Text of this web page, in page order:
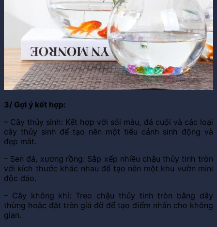
3/ Gợi ý kết hợp:
– Cây thủy sinh: Kết hợp với sỏi màu, đá cuội và các loại
cây thủy sinh để tạo nên một tiểu cảnh sinh động và
đẹp mắt.
– Sen đá, xương rồng: Sắp xếp nhiều chậu thủy tinh tròn
với kích thước khác nhau để tạo nên một khu vườn mini
độc đáo.
– Cây không khí: Treo chậu thủy tinh tròn bằng dây
thừng hoặc đặt trên giá đỡ để tạo điểm nhấn cho không
gian.